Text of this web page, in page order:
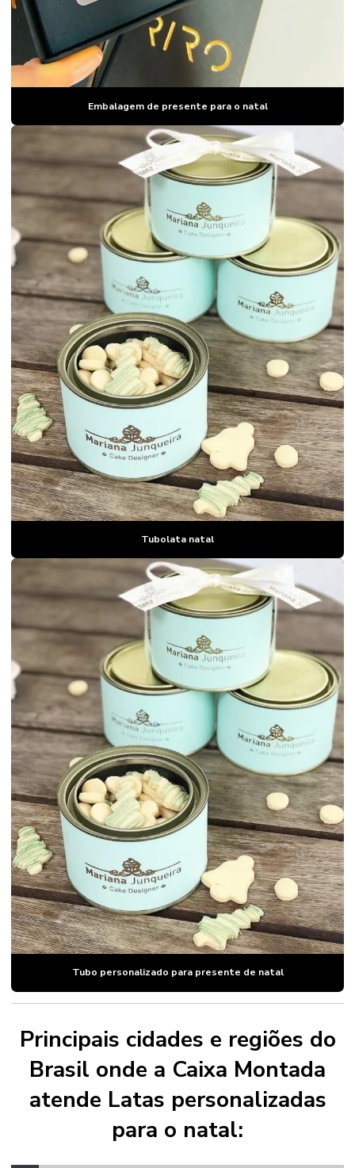
Embalagem de presente para o natal
Tubolata natal
Tubo personalizado para presente de natal
Principais cidades e regiões do
Brasil onde a Caixa Montada
atende Latas personalizadas
para o natal: